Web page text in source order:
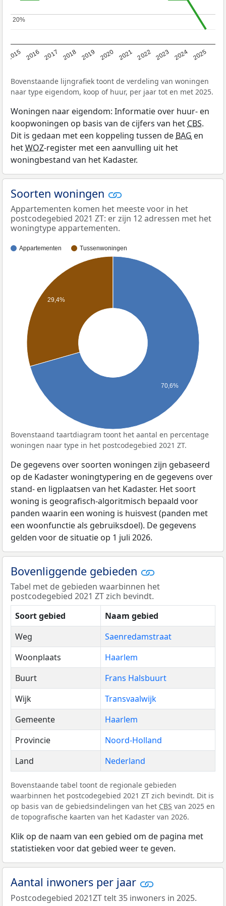
2015 2016 2017 2018 2019 2020 2021 2022 2023 2024 2025
20%
20%
Bovenstaande lijngrafiek toont de verdeling van woningen
naar type eigendom, koop of huur, per jaar tot en met 2025.
Woningen naar eigendom: Informatie over huur- en
koopwoningen op basis van de cijfers van het CBS.
Dit is gedaan met een koppeling tussen de BAG en
hetWOZ-register met een aanvulling uit het
woningbestand van het Kadaster.
Soorten woningen
Appartementen komen het meeste voor in het
postcodegebied 2021 ZT: er zijn 12 adressen met het
woningtype appartementen.
Appartementen Tussenwoningen
29,4%
70,6%
Bovenstaand taartdiagram toont het aantal en percentage
woningen naar type in het postcodegebied 2021 ZT.
De gegevens over soorten woningen zijn gebaseerd
op de Kadaster woningtypering en de gegevens over
stand- en ligplaatsen van het Kadaster. Het soort
woning is geografisch-algoritmisch bepaald voor
panden waarin een woning is huisvest (panden met
een woonfunctie als gebruiksdoel). De gegevens
gelden voor de situatie op 1 juli 2026.
Bovenliggende gebieden
Tabel met de gebieden waarbinnen het
postcodegebied 2021 ZT zich bevindt.
Soort gebied
Naam gebied
Weg
Saenredamstraat
Woonplaats
Haarlem
Buurt
Frans Halsbuurt
Wijk
Transvaalwijk
Gemeente
Haarlem
Provincie
Noord-Holland
Land
Nederland
Bovenstaande tabel toont de regionale gebieden
waarbinnen het postcodegebied 2021 ZT zich bevindt. Dit is
op basis van de gebiedsindelingen van het CBS van 2025 en
de topografische kaarten van het Kadaster van 2026.
Klik op de naam van een gebied om de pagina met
statistieken voor dat gebied weer te geven.
Aantal inwoners per jaar
Postcodegebied 2021ZT telt 35 inwoners in 2025.